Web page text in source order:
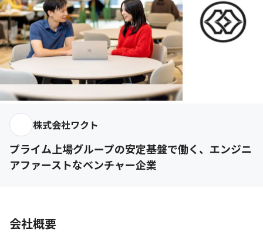
株式会社ワクト
プライム上場グループの安定基盤で働く、エンジニ
アファーストなベンチャー企業
会社概要